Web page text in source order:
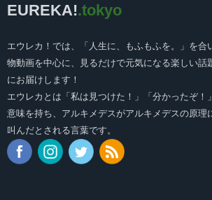
EUREKA!.tokyo
エウレカ！では、「人生に、もふもふを。」を合
物動画を中心に、見るだけで元気になる楽しい話
にお届けします！
エウレカとは「私は見つけた！」「分かったぞ！
意味を持ち、アルキメデスがアルキメデスの原理
叫んだとされる言葉です。